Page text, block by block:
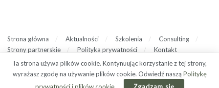
Strona główna Aktualności Szkolenia
Consulting
Strony partnerskie
Polityka prywatności Kontakt
Ta strona używa plików cookie. Kontynuując korzystanie z tej strony,
wyrażasz zgodę na używanie plików cookie. Odwiedź naszą Politykę